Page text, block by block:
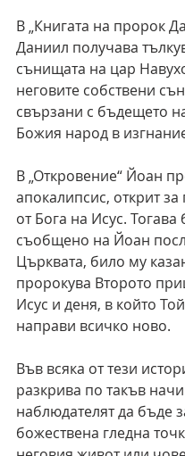
В „Книгата на пророк
Даниил получава
сънищата на цар
неговите собствени
свързани с бъдещето
Божия народ в
В „Откровение“ Йоан
апокалипсис, открит
от Бога на Исус. Тогава
съобщено на Йоан
Църквата, било му
пророкува Второто
Исус и деня, в който
направи всичко ново.
Във всяка от тези
разкрива по такъв
наблюдателят да бъде
божествена гледна